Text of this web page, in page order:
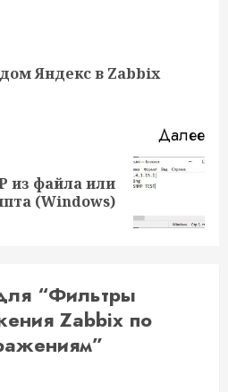
Яндекс в Zabbix
Далее
из файла или
(Windows)
“Фильтры
Zabbix по
”